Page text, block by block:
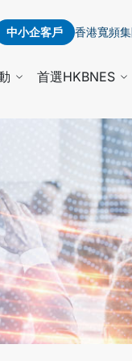
中小企客戶 香港寬頻
首選HKBNES